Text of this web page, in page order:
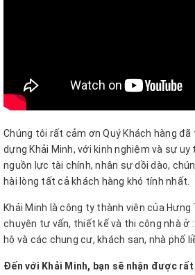
Chúng tôi rất cảm ơn Quý Khách hàng
dựng Khải Minh, với kinh nghiệm và sự
nguồn lực tài chính, nhân sự dồi dào,
hài lòng tất cả khách hàng khó tính nhất.
Khải Minh là công ty thành viên của Hưng
chuyên tư vấn, thiết kế và thi công nhà ở
hộ và các chung cư, khách sạn, nhà phố
Đến với Khải Minh, bạn sẽ nhận được